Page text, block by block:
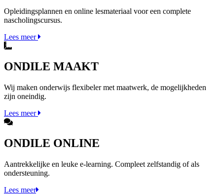
Opleidingsplannen en online lesmateriaal voor een complete
nascholingscursus.
Lees meer
ONDILE MAAKT
Wij maken onderwijs flexibeler met maatwerk, de mogelijkheden
zijn oneindig.
Lees meer
ONDILE ONLINE
Aantrekkelijke en leuke e-learning. Compleet zelfstandig of als
ondersteuning.
Lees meer